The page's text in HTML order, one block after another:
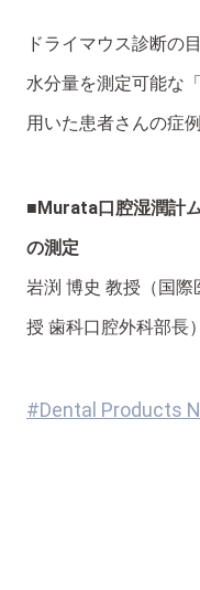
ドライマウス診断の
水分量を測定可能な
用いた患者さんの症
■Murata口腔湿潤計
の測定
岩渕 博史 教授（国
授 歯科口腔外科部長）
#Dental Products